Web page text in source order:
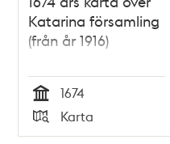
Katarina församling
(från år 1916)
Tid
1674
Typ
Karta